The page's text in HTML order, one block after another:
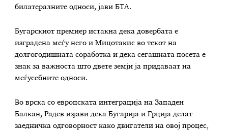
билатералните односи, јави БТА.
Бугарскиот премиер истакна дека довербата е
изградена меѓу него и Мицотакис во текот на
долгогодишната соработка и дека сегашната посета е
знак за важноста што двете земји ја придаваат на
меѓусебните односи.
Во врска со европската интеграција на Западен
Балкан, Радев изјави дека Бугарија и Грција делат
заедничка одговорност како двигатели на овој процес,